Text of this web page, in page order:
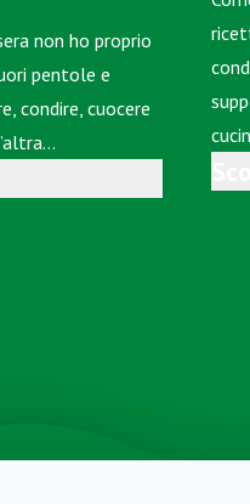
non ho proprio
pentole e
condire, cuocere